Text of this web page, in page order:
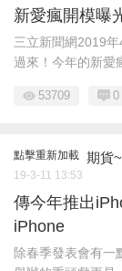
新愛瘋開模曝
三立新聞網2019
過來！今年的新愛
53709 0
點擊重新加載 期貨
19-3-11 13:53
傳今年推出
iPhone
除春季發表會有一